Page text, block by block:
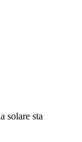
solare sta